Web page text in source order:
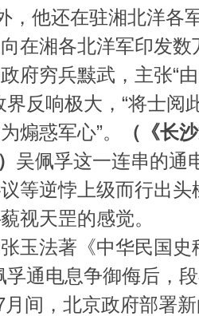
，他还在驻湘北洋各
在湘各北洋军印发
府穷兵黩武，主张“
反响极大，“将士阅
煽惑军心”。
（《长
吴佩孚这一连串的通
等逆悖上级而行出
天罡的感觉。
玉法著《中华民国
孚通电息争御侮后，
月间，北京政府部署